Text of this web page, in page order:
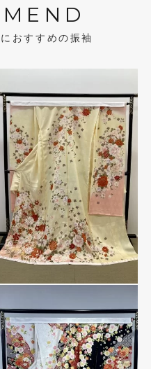
おすすめの振袖